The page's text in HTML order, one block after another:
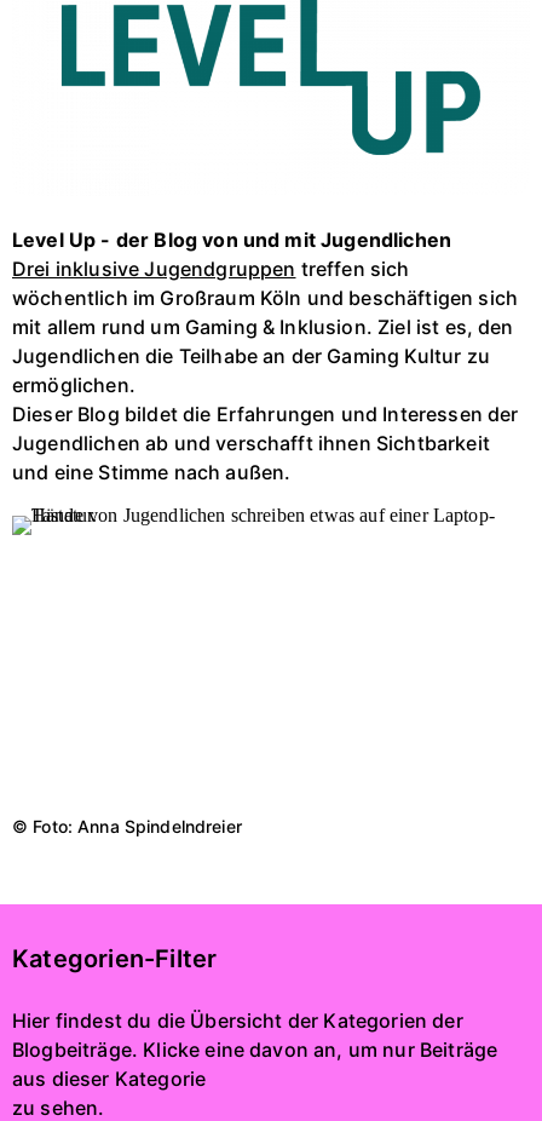
Level Up - der Blog von und mit Jugendlichen
Drei inklusive Jugendgruppen treffen sich
wöchentlich im Großraum Köln und beschäftigen sich
mit allem rund um Gaming & Inklusion. Ziel ist es, den
Jugendlichen die Teilhabe an der Gaming Kultur zu
ermöglichen.
Dieser Blog bildet die Erfahrungen und Interessen der
Jugendlichen ab und verschafft ihnen Sichtbarkeit
und eine Stimme nach außen.
© Foto: Anna Spindelndreier
Kategorien-Filter
Hier findest du die Übersicht der Kategorien der
Blogbeiträge. Klicke eine davon an, um nur Beiträge
aus dieser Kategorie
zu sehen.